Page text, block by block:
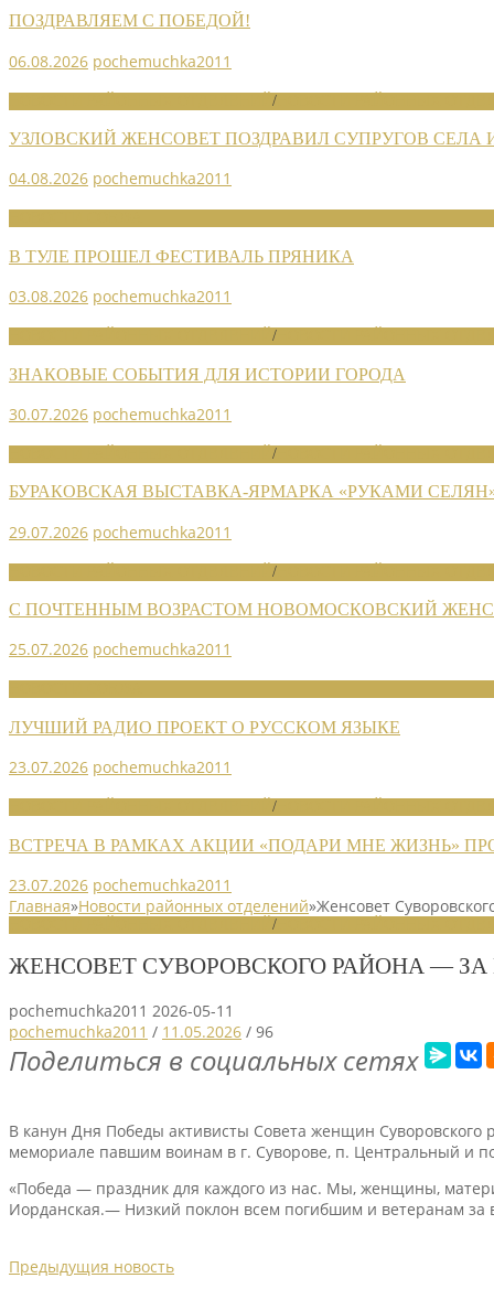
ПОЗДРАВЛЯЕМ С ПОБЕДОЙ!
06.08.2026 pochemuchka2011
/
УЗЛОВСКИЙ ЖЕНСОВЕТ ПОЗДРАВИЛ СУПРУГОВ СЕЛА
04.08.2026 pochemuchka2011
В ТУЛЕ ПРОШЕЛ ФЕСТИВАЛЬ ПРЯНИКА
03.08.2026 pochemuchka2011
/
ЗНАКОВЫЕ СОБЫТИЯ ДЛЯ ИСТОРИИ ГОРОДА
30.07.2026 pochemuchka2011
/
БУРАКОВСКАЯ ВЫСТАВКА-ЯРМАРКА «РУКАМИ
29.07.2026 pochemuchka2011
/
С ПОЧТЕННЫМ ВОЗРАСТОМ НОВОМОСКОВСКИЙ
25.07.2026 pochemuchka2011
ЛУЧШИЙ РАДИО ПРОЕКТ О РУССКОМ ЯЗЫКЕ
23.07.2026 pochemuchka2011
/
ВСТРЕЧА В РАМКАХ АКЦИИ «ПОДАРИ МНЕ ЖИЗНЬ»
23.07.2026 pochemuchka2011
Главная»Новости районных отделений»Женсовет
/
ЖЕНСОВЕТ СУВОРОВСКОГО РАЙОНА —
pochemuchka2011 2026-05-11
pochemuchka2011 / 11.05.2026 / 96
Поделиться в социальных сетях
В канун Дня Победы активисты Совета женщин
мемориале павшим воинам в г. Суворове, п. Центральный и
«Победа — праздник для каждого из нас. Мы, женщины,
Иорданская.— Низкий поклон всем погибшим и ветеранам за
Предыдущия новость